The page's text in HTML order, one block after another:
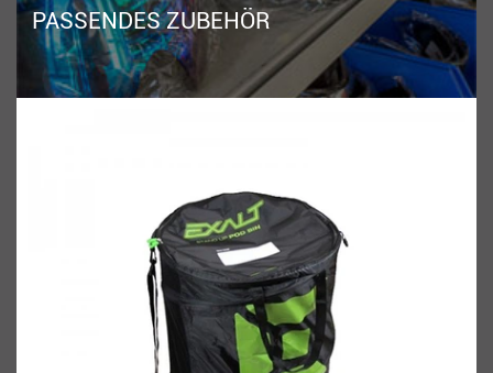
PASSENDES ZUBEHÖR